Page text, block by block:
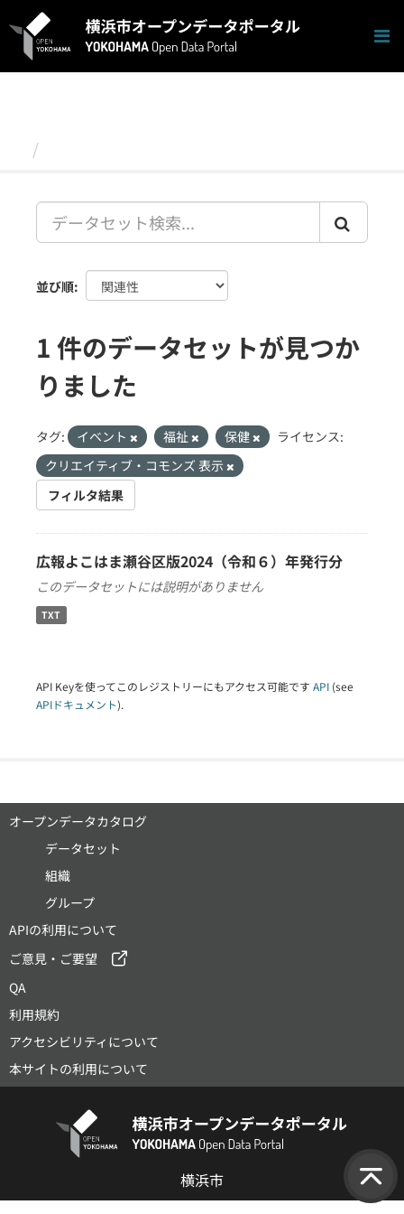
キ
並び順
1 件のデータセットが見つか
りました
タグ: イベント 福祉 保健
ライセンス:
クリエイティブ・コモンズ 表示
フィルタ結果
広報よこはま瀬谷区版2024（令和６）年発行分
このデータセットには説明がありません
TXT
API Keyを使ってこのレジストリーにもアクセス可能です API (see
APIドキュメント).
オープンデータカタログ
データセット
組織
グループ
APIの利用について
ご意見・ご要望
QA
利用規約
アクセシビリティについて
本サイトの利用について
横浜市